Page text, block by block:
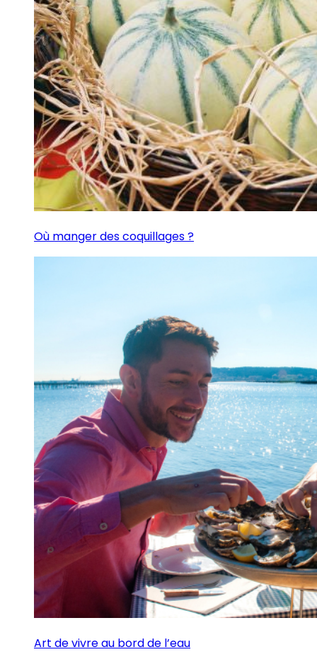
Où manger des coquillages ?
Art de vivre au bord de l’eau